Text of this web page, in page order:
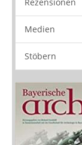
Vorschau
Buchtipps
Rezensionen